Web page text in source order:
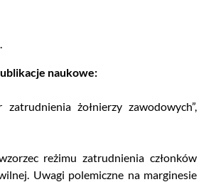
naukowe:
zatrudnienia żołnierzy zawodowych”,
reżimu zatrudnienia członków
Uwagi polemiczne na marginesie